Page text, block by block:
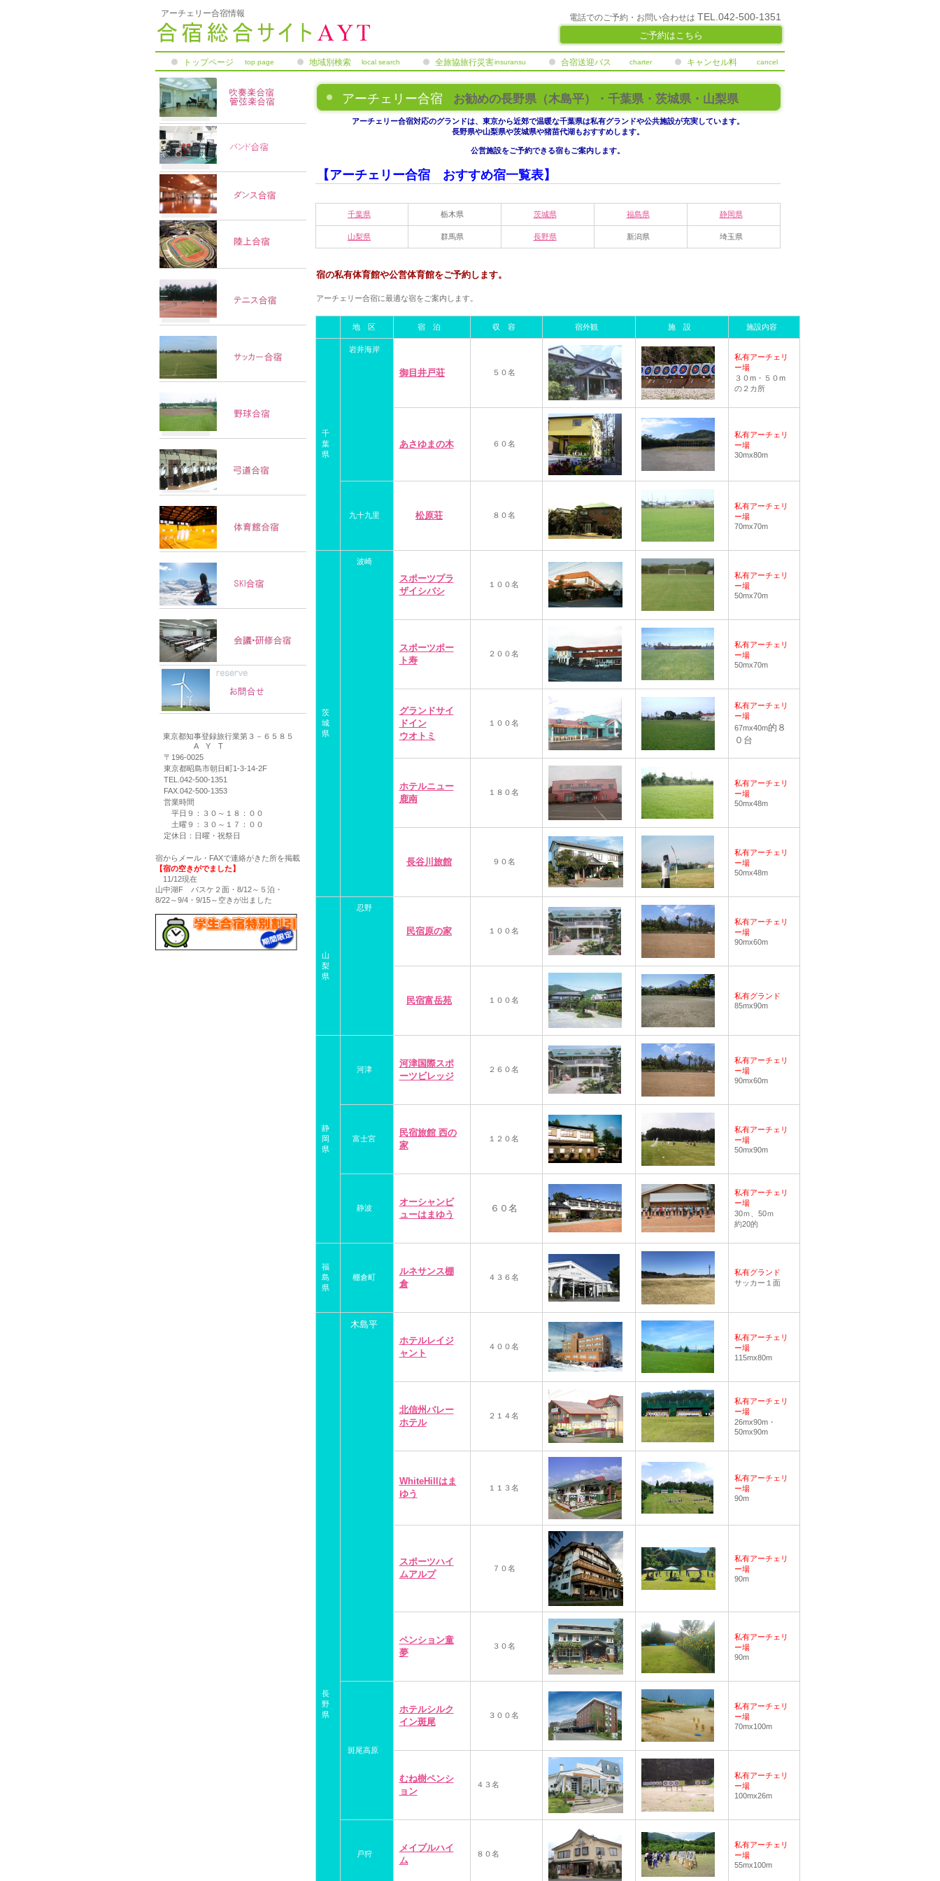
アーチェリー合宿情報 電話でのご予約・お問い合わせは TEL.042-500-1351
ご予約はこちら
アーチェリー合宿 お勧めの長野県（木島平）・千葉県・茨城県・山梨県
アーチェリー合宿対応のグランドは、東京から近郊で温暖な千葉県は私有グランドや公共施設が充実しています。
長野県や山梨県や茨城県や猪苗代湖もおすすめします。
公営施設をご予約できる宿もご案内します。
【アーチェリー合宿 おすすめ宿一覧表】
千葉県 栃木県 茨城県 福島県 静岡県
山梨県 群馬県 長野県 新潟県 埼玉県
宿の私有体育館や公営体育館をご予約します。
アーチェリー合宿に最適な宿をご案内します。
地 区 宿 泊 収 容 宿外観 施 設 施設内容
千
葉
県
岩井海岸
御目井戸荘 ５０名
私有アーチェリ
ー場
３０m・５０m
の２カ所
あさゆまの木 ６０名
私有アーチェリ
ー場
30mx80m
九十九里 松原荘 ８０名
私有アーチェリ
ー場
70mx70m
茨
城
県
波崎
スポーツプラ
ザイシバシ
１００名
私有アーチェリ
ー場
50mx70m
スポーツポー
ト寿
２００名
私有アーチェリ
ー場
50mx70m
グランドサイ
ドイン
ウオトミ
１００名
私有アーチェリ
ー場
67mx40m的８
０台
ホテルニュー
鹿南
１８０名
私有アーチェリ
ー場
50mx48m
長谷川旅館 ９０名
私有アーチェリ
ー場
50mx48m
山
梨
県
忍野
民宿原の家 １００名
私有アーチェリ
ー場
90mx60m
民宿富岳苑 １００名
私有グランド
85mx90m
静
岡
県
河津
河津国際スポ
ーツビレッジ
２６０名
私有アーチェリ
ー場
90mx60m
富士宮
民宿旅館 西の
家
１２０名
私有アーチェリ
ー場
50mx90m
静波
オーシャンビ
ューはまゆう
６０名
私有アーチェリ
ー場
30ｍ、50ｍ
約20的
福
島
県
棚倉町
ルネサンス棚
倉
４３６名
私有グランド
サッカー１面
長
野
県
木島平
ホテルレイジ
ャント
４００名
私有アーチェリ
ー場
115mx80m
北信州バレー
ホテル
２１４名
私有アーチェリ
ー場
26mx90m・
50mx90m
WhiteHillはま
ゆう
１１３名
私有アーチェリ
ー場
90m
スポーツハイ
ムアルプ
７０名
私有アーチェリ
ー場
90m
ペンション童
夢
３０名
私有アーチェリ
ー場
90m
斑尾高原
ホテルシルク
イン斑尾
３００名
私有アーチェリ
ー場
70mx100m
むね樹ペンシ
ョン
４３名
私有アーチェリ
ー場
100mx26m
戸狩
メイプルハイ
ム
８０名
私有アーチェリ
ー場
55mx100m
top page
トップページ local search
地域別検索 insuransu
全旅協旅行災害
補償制度
charter
合宿送迎バス cancel
キャンセル料
東京都知事登録旅行業第３－６５８５
A Y T
〒196-0025
東京都昭島市朝日町1-3-14-2F
TEL.042-500-1351
FAX.042-500-1353
営業時間
平日９：３０～１８：００
土曜９：３０～１７：００
定休日：日曜・祝祭日
宿からメール・FAXで連絡がきた所を掲載
【宿の空きがでました】
11/12現在
山中湖F バスケ２面・8/12～５泊・
8/22～9/4・9/15～空きが出ました